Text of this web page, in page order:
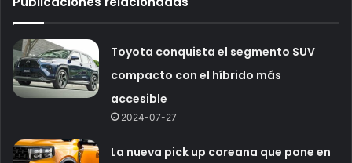
Toyota conquista el segmento SUV
compacto con el híbrido más
accesible
2024-07-27
La nueva pick up coreana que pone en